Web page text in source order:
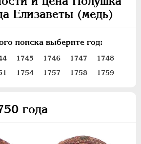
Елизаветы (медь)
поиска выберите год:
1745 1746 1747
1748
1754 1757 1758 1759
года
1730-1740
1762